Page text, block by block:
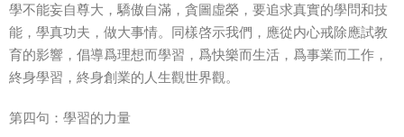
學不能妄自尊大，驕傲自滿，貪圖虛榮，要追求真實的學問和技
能，學真功夫，做大事情。同樣啓示我們，應從内心戒除應試教
育的影響，倡導爲理想而學習，爲快樂而生活，爲事業而工作，
終身學習，終身創業的人生觀世界觀。
第四句：學習的力量